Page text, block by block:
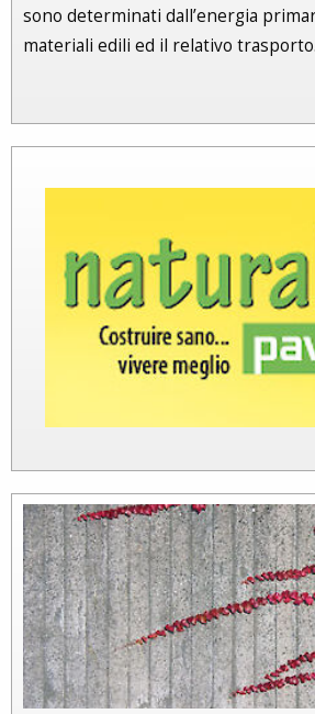
sono determinati dall’energia
materiali edili ed il relativo trasporto.